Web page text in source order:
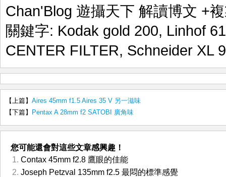
Chan'Blog 遊攝天下 解讀博文 +
關鍵字: Kodak gold 200, Linhof
CENTER FILTER, Schneider XL
【上篇】 Aires 45mm f1.5 Aires 35 V 另一滋味
【下篇】
Pentax A 28mm f2 SATOBI 廣角味
您可能還會對這些文章感興趣！
Contax 45mm f2.8 鷹眼的佳能
Joseph Petzval 135mm f2.5 最悶的標準感覺